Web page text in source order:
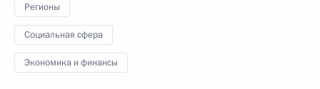
Регионы
Социальная сфера
Экономика и финансы